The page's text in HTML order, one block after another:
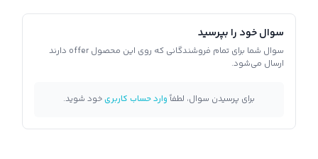
سوال خود را بپرسید
سوال شما برای تمام فروشندگانی که روی این محصول offer دارند
ارسال می‌شود.
برای پرسیدن سوال، لطفاًوارد حساب کاربریخود شوید.